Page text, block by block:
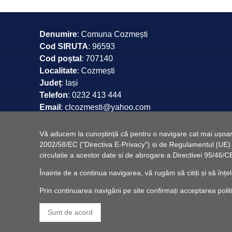
Vă aducem la cunoștință că pentru o navigare cat mai
2002/58/EC ("Directiva E-Privacy") si de Regulamentul
circulatie a acestor date si de abrogare a Directivei 95/46/
Înainte de a continua navigarea, vă rugăm să citiți și să
Prin continuarea navigării pe site confirmați acceptarea
Sunt de acord
Denumire: Comuna Cozmești
Cod SIRUTA: 96593
Cod poștal : 707140
Localitate: Cozmești
Județ: Iași
Telefon: 0232 413 444
Email : clcozmesti@yahoo.com